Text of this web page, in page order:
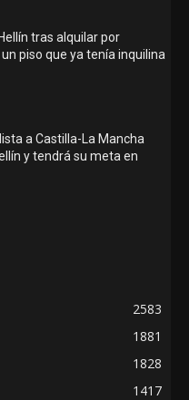
tras alquilar por
piso que ya tenía inquilina
a Castilla-La Mancha
y tendrá su meta en
2583
1881
1828
1417